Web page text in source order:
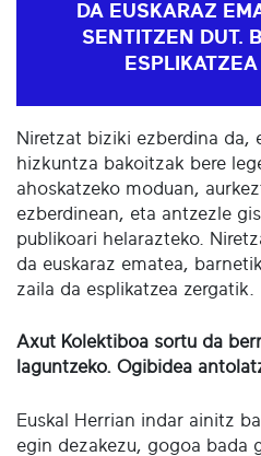
DA EUSKARAZ
SENTITZEN DUT.
Niretzat biziki ezberdina da,
hizkuntza bakoitzak bere
ahoskatzeko moduan,
ezberdinean, eta antzezle
publikoari helarazteko.
da euskaraz ematea,
zaila da esplikatzea zergatik.
Axut Kolektiboa sortu da
laguntzeko. Ogibidea
Euskal Herrian indar ainitz
egin dezakezu, gogoa bada